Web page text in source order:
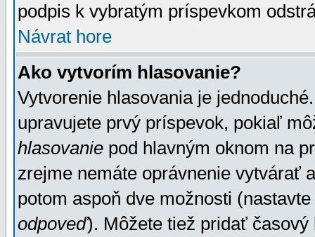
podpis k vybratým príspevkom
Návrat hore
Ako vytvorím hlasovanie?
Vytvorenie hlasovania je
upravujete prvý príspevok, pokiaľ
hlasovanie pod hlavným oknom na
zrejme nemáte oprávnenie vytvárať
potom aspoň dve možnosti
odpoveď). Môžete tiež pridať